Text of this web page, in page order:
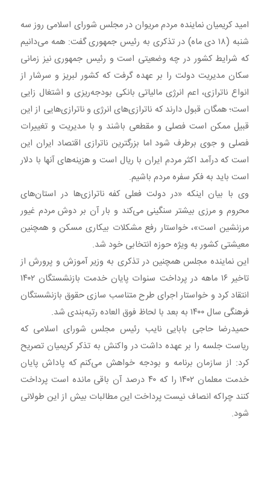
امید کریمیان نماینده مردم مریوان در مجلس شورای اسلامی روز سه
شنبه (۱۸ دی ماه) در تذکری به رئیس جمهوری گفت: همه می‌دانیم
که شرایط کشور در چه وضعیتی است و رئیس جمهوری نیز زمانی
سکان مدیریت دولت را بر عهده گرفت که کشور لبریز و سرشار از
انواع ناترازی، اعم انرژی مالیاتی بانکی بودجه‌ریزی و اشتغال زایی
است؛ همگان قبول دارند که ناترازی‌های انرژی و ناترازی‌هایی از این
قبیل ممکن است فصلی و مقطعی باشند و با مدیریت و تغییرات
فصلی و جوی برطرف شود اما بزرگترین ناترازی اقتصاد ایران این
است که درآمد اکثر مردم ایران با ریال است و هزینه‌های آنها با دلار
است‌ باید به فکر سفره مردم باشیم.
وی با بیان اینکه «در دولت فعلی کفه ناترازی‌ها در استان‌های
محروم و مرزی بیشتر سنگینی می‌کند و بار آن بر دوش مردم غیور
مرزنشین است»، خواستار رفع مشکلات بیکاری مسکن و همچنین
معیشتی کشور به ویژه حوزه انتخابی خود شد.
این نماینده مجلس همچنین در تذکری به وزیر آموزش و پرورش از
تاخیر ۱۶ ماهه در پرداخت سنوات پایان خدمت بازنشستگان ۱۴۰۲
انتقاد کرد و خواستار اجرای طرح متناسب سازی حقوق بازنشستگان
فرهنگی سال ۱۴۰۰ به بعد با لحاظ فوق العاده رتبه‌بندی شد.
حمیدرضا حاجی بابایی نایب رئیس مجلس شورای اسلامی که
ریاست جلسه را بر عهده داشت در واکنش به تذکر کریمیان تصریح
کرد: از سازمان برنامه و بودجه خواهش می‌کنم که پاداش پایان
خدمت معلمان ۱۴۰۲ را که ۴۰ درصد آن باقی مانده است پرداخت
کنند چراکه انصاف نیست پرداخت این مطالبات بیش از این طولانی
شود.